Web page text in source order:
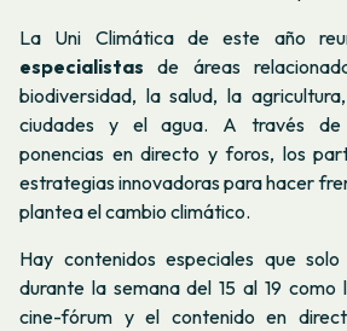
La Uni Climática de este año
especialistas de áreas
biodiversidad, la salud, la
ciudades y el agua. A través de
ponencias en directo y foros, los
estrategias innovadoras para hacer
plantea el cambio climático.
Hay contenidos especiales que
durante la semana del 15 al 19
cine-fórum y el contenido en